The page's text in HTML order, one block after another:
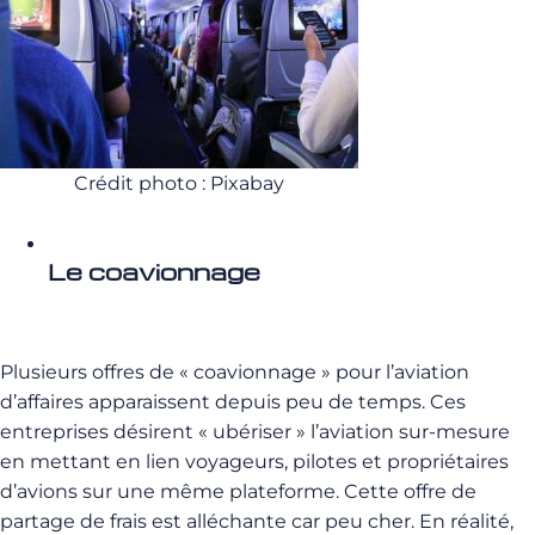
Crédit photo : Pixabay
Le coavionnage
Plusieurs offres de « coavionnage » pour l’aviation
d’affaires apparaissent depuis peu de temps. Ces
entreprises désirent « ubériser » l’aviation sur-mesure
en mettant en lien voyageurs, pilotes et propriétaires
d’avions sur une même plateforme. Cette offre de
partage de frais est alléchante car peu cher. En réalité,